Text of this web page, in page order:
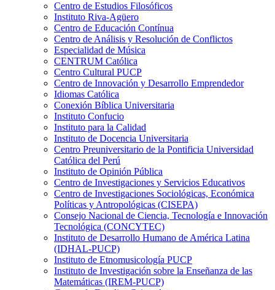
Centro de Estudios Filosóficos
Instituto Riva-Agüero
Centro de Educación Contínua
Centro de Análisis y Resolución de Conflictos
Especialidad de Música
CENTRUM Católica
Centro Cultural PUCP
Centro de Innovación y Desarrollo Emprendedor
Idiomas Católica
Conexión Bíblica Universitaria
Instituto Confucio
Instituto para la Calidad
Instituto de Docencia Universitaria
Centro Preuniversitario de la Pontificia Universidad
Católica del Perú
Instituto de Opinión Pública
Centro de Investigaciones y Servicios Educativos
Centro de Investigaciones Sociológicas, Económica
Políticas y Antropológicas (CISEPA)
Consejo Nacional de Ciencia, Tecnología e Innovación
Tecnológica (CONCYTEC)
Instituto de Desarrollo Humano de América Latina
(IDHAL-PUCP)
Instituto de Etnomusicología PUCP
Instituto de Investigación sobre la Enseñanza de las
Matemáticas (IREM-PUCP)